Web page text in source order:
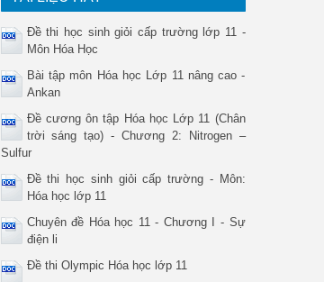
Đề thi học sinh giỏi cấp trường lớp 11 -
Môn Hóa Học
Bài tập môn Hóa học Lớp 11 nâng cao -
Ankan
Đề cương ôn tập Hóa học Lớp 11 (Chân
trời sáng tạo) - Chương 2: Nitrogen –
Sulfur
Đề thi học sinh giỏi cấp trường - Môn:
Hóa học lớp 11
Chuyên đề Hóa học 11 - Chương I - Sự
điện li
Đề thi Olympic Hóa học lớp 11